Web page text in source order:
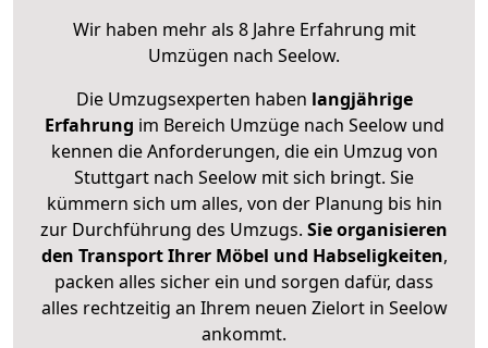
Wir haben mehr als 8 Jahre Erfahrung mit
Umzügen nach Seelow.
Die Umzugsexperten haben langjährige
Erfahrung im Bereich Umzüge nach Seelow und
kennen die Anforderungen, die ein Umzug von
Stuttgart nach Seelow mit sich bringt. Sie
kümmern sich um alles, von der Planung bis hin
zur Durchführung des Umzugs. Sie organisieren
den Transport Ihrer Möbel und Habseligkeiten,
packen alles sicher ein und sorgen dafür, dass
alles rechtzeitig an Ihrem neuen Zielort in Seelow
ankommt.